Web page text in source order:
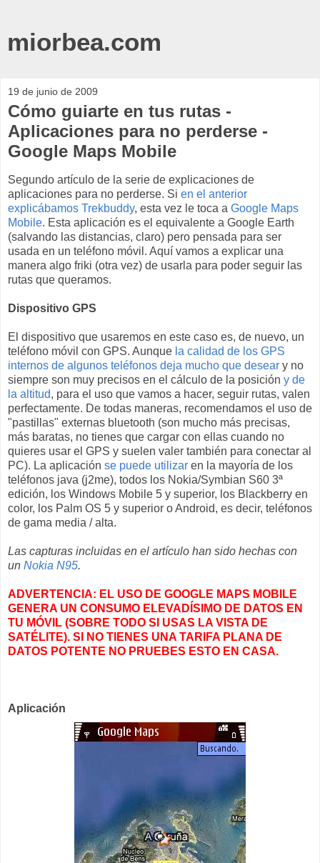
miorbea.com
19 de junio de 2009
Cómo guiarte en tus rutas -
Aplicaciones para no perderse -
Google Maps Mobile
Segundo artículo de la serie de explicaciones de
aplicaciones para no perderse. Si en el anterior
explicábamos Trekbuddy, esta vez le toca a Google Maps
Mobile. Esta aplicación es el equivalente a Google Earth
(salvando las distancias, claro) pero pensada para ser
usada en un teléfono móvil. Aquí vamos a explicar una
manera algo friki (otra vez) de usarla para poder seguir las
rutas que queramos.
Dispositivo GPS
El dispositivo que usaremos en este caso es, de nuevo, un
teléfono móvil con GPS. Aunque la calidad de los GPS
internos de algunos teléfonos deja mucho que desear y no
siempre son muy precisos en el cálculo de la posición y de
la altitud, para el uso que vamos a hacer, seguir rutas, valen
perfectamente. De todas maneras, recomendamos el uso de
"pastillas" externas bluetooth (son mucho más precisas,
más baratas, no tienes que cargar con ellas cuando no
quieres usar el GPS y suelen valer también para conectar al
PC). La aplicación se puede utilizar en la mayoría de los
teléfonos java (j2me), todos los Nokia/Symbian S60 3ª
edición, los Windows Mobile 5 y superior, los Blackberry en
color, los Palm OS 5 y superior o Android, es decir, teléfonos
de gama media / alta.
Las capturas incluidas en el artículo han sido hechas con
un Nokia N95.
ADVERTENCIA: EL USO DE GOOGLE MAPS MOBILE
GENERA UN CONSUMO ELEVADÍSIMO DE DATOS EN
TU MÓVIL (SOBRE TODO SI USAS LA VISTA DE
SATÉLITE). SI NO TIENES UNA TARIFA PLANA DE
DATOS POTENTE NO PRUEBES ESTO EN CASA.
Aplicación